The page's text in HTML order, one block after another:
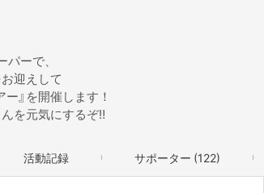
ーで、
迎えして
』を開催します！
を元気にするぞ‼️
活動記録 サポーター (122)